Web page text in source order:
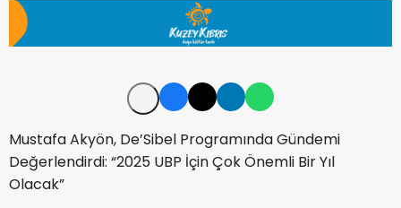
Mustafa Akyön, De’Sibel Programında Gündemi
Değerlendirdi: “2025 UBP İçin Çok Önemli Bir Yıl
Olacak”